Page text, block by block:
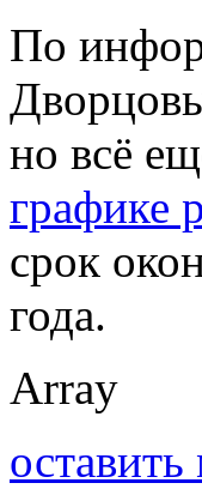
По
но всё
графике
срок
года.
Array